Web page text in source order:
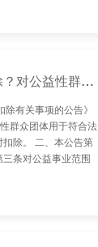
企业或个人通过公益性群众团体进行捐赠是否可以扣除？对公益性群众团体有何要求？
有关事项的公告》
群众团体用于符合法
除。 二、本公告第
条对公益事业范围
捐赠税收，公益慈